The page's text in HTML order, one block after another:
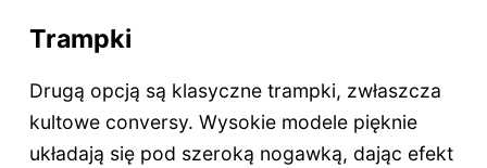
Trampki
Drugą opcją są klasyczne trampki, zwłaszcza
kultowe conversy. Wysokie modele pięknie
układają się pod szeroką nogawką, dając efekt